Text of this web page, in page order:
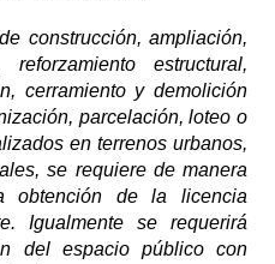
construcción, ampliación,
reforzamiento estructural,
cerramiento y demolición
parcelación, loteo o
en terrenos urbanos,
se requiere de manera
obtención de la licencia
Igualmente se requerirá
del espacio público con